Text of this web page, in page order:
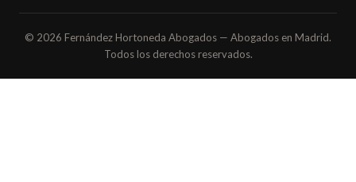
© 2026 Fernández Hortoneda Abogados — Abogados en Madrid.
Todos los derechos reservados.